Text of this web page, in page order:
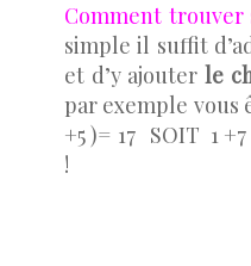
Comment trouver
simple il suffit
et d’y ajouter le
par exemple vous
+5 )= 17 SOIT 1
!